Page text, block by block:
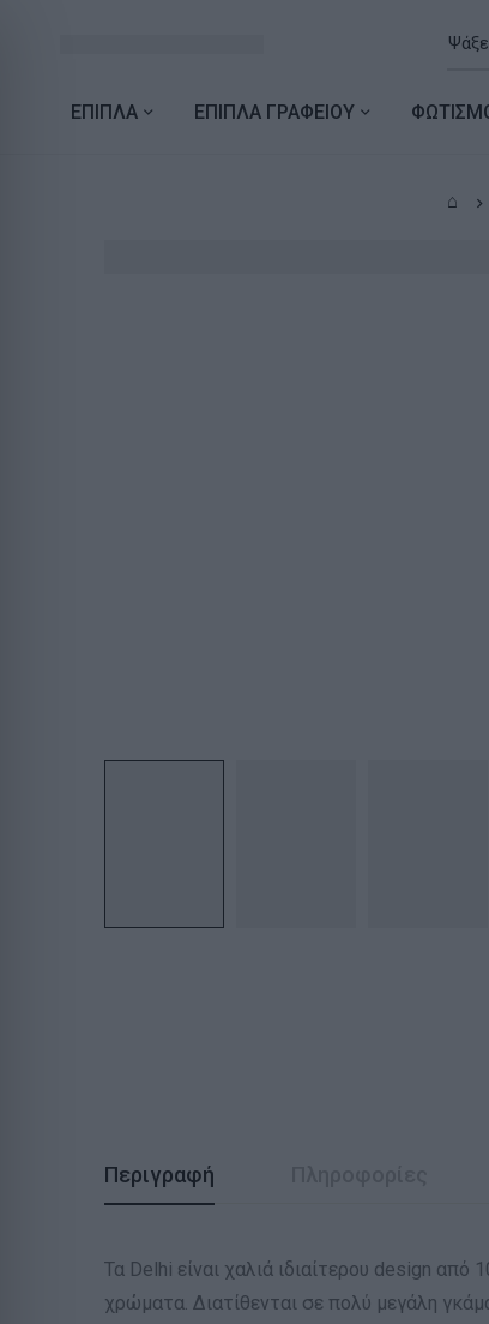
ΕΠΙΠΛΑ ΕΠΙΠΛΑ ΓΡΑΦΕΙΟΥ
⌂
Περιγραφή
Τα Delhi είναι χαλιά ιδιαίτερου design
χρώματα. Διατίθενται σε πολύ μεγάλη